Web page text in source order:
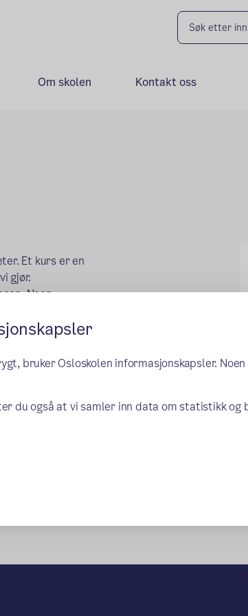
bruker Osloskolen informasjonskapsler.
du også at vi samler inn data om statistikk og
Om skolen Kontakt oss
Et kurs er en
gjør.
Noen
Kunnskapsløftet